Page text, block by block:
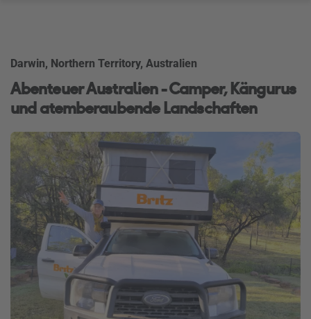
Darwin, Northern Territory, Australien
Abenteuer Australien - Camper, Kängurus
und atemberaubende Landschaften